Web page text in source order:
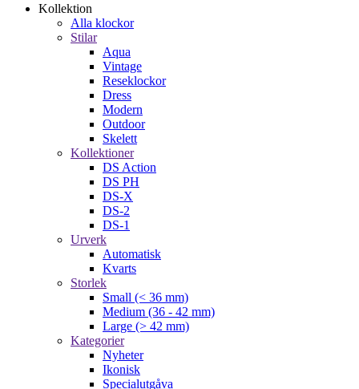
Kollektion
Alla klockor
Stilar
Aqua
Vintage
Reseklockor
Dress
Modern
Outdoor
Skelett
Kollektioner
DS Action
DS PH
DS-X
DS-2
DS-1
Urverk
Automatisk
Kvarts
Storlek
Small (< 36 mm)
Medium (36 - 42 mm)
Large (> 42 mm)
Kategorier
Nyheter
Ikonisk
Specialutgåva